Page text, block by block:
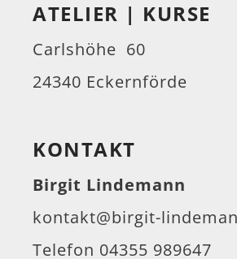
ATELIER | KURSE
Carlshöhe 60
24340 Eckernförde
KONTAKT
Birgit Lindemann
kontakt@birgit-
Telefon 04355 989647